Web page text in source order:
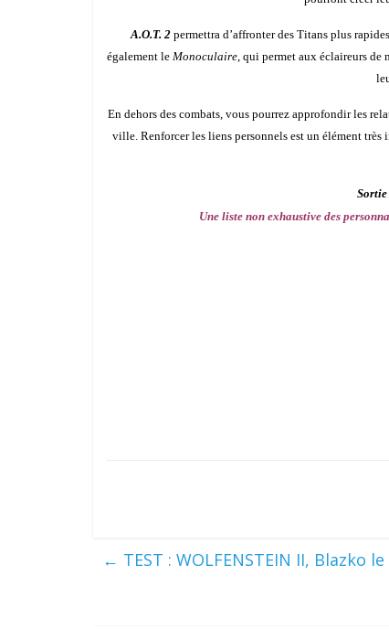
A.O.T. 2 permettra d’affronter des Titans plus
également le Monoculaire , qui permet aux éclaireurs
En dehors des combats, vous pourrez approfondir les
ville. Renforcer les liens personnels est un élément très
Une liste non exhaustive des
← TEST : WOLFENSTEIN II,